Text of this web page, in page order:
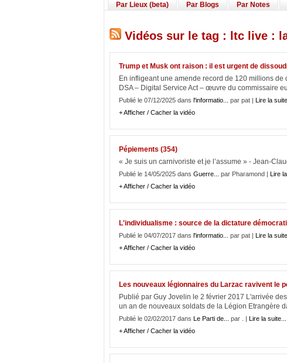
Par Lieux (beta) Par Blogs Par Notes
Vidéos sur le tag : ltc live :
Trump et Musk ont raison : il est urgent de
En infligeant une amende record de 120 millions
DSA – Digital Service Act – œuvre du commissaire
Publié le 07/12/2025 dans l'informatio... par pat | Lire la
+ Afficher / Cacher la vidéo
Pépiements (354)
« Je suis un carnivoriste et je l’assume » - Jean-
Publié le 14/05/2025 dans Guerre... par Pharamond | Lire la
+ Afficher / Cacher la vidéo
L'individualisme : source de la dictature
Publié le 04/07/2017 dans l'informatio... par pat | Lire la
+ Afficher / Cacher la vidéo
Les nouveaux légionnaires du Larzac ravivent le
Publié par Guy Jovelin le 2 février 2017 L'arrivée
un an de nouveaux soldats de la Légion Etrangère
Publié le 02/02/2017 dans Le Parti de... par . | Lire la suite...
+ Afficher / Cacher la vidéo